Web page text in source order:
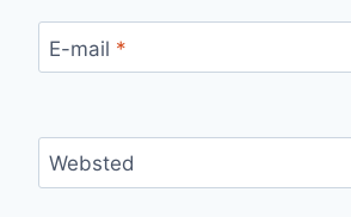
E-mail *
Websted